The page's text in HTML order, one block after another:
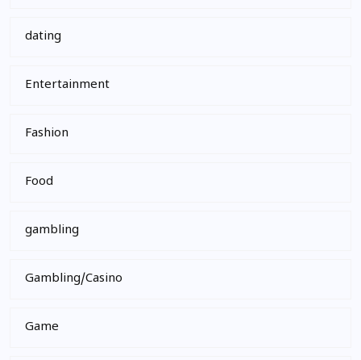
dating
Entertainment
Fashion
Food
gambling
Gambling/Casino
Game